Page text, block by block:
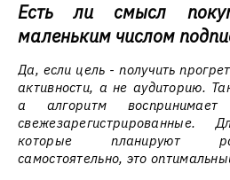
Есть ли смысл
маленьким числом
Да, если цель - получить
активности, а не аудиторию.
а алгоритм
свежезарегистрированные.
которые планируют
самостоятельно, это